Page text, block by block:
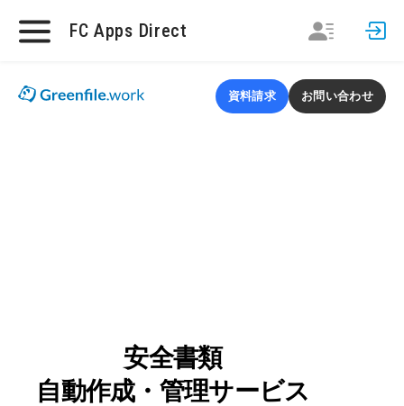
FC Apps Direct
資料請求 お問い合わせ
安全書類
自動作成・管理サービス